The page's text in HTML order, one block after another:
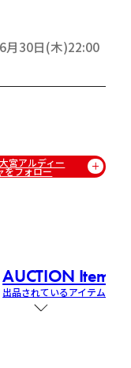
月30日(木)22:00
宮アルディー
をフォロー
AUCTION Items
出品されているアイテム